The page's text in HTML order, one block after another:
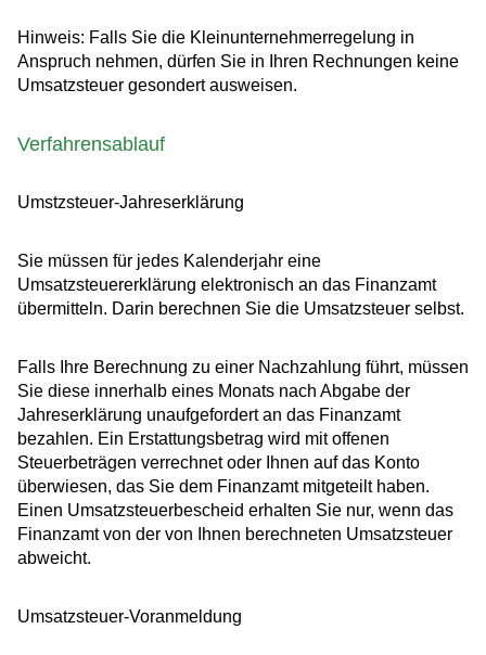
Hinweis: Falls Sie die Kleinunternehmerregelung in
Anspruch nehmen, dürfen Sie in Ihren Rechnungen keine
Umsatzsteuer gesondert ausweisen.
Verfahrensablauf
Umstzsteuer-Jahreserklärung
Sie müssen für jedes Kalenderjahr eine
Umsatzsteuererklärung elektronisch an das Finanzamt
übermitteln. Darin berechnen Sie die Umsatzsteuer selbst.
Falls Ihre Berechnung zu einer Nachzahlung führt, müssen
Sie diese innerhalb eines Monats nach Abgabe der
Jahreserklärung unaufgefordert an das Finanzamt
bezahlen. Ein Erstattungsbetrag wird mit offenen
Steuerbeträgen verrechnet oder Ihnen auf das Konto
überwiesen, das Sie dem Finanzamt mitgeteilt haben.
Einen Umsatzsteuerbescheid erhalten Sie nur, wenn das
Finanzamt von der von Ihnen berechneten Umsatzsteuer
abweicht.
Umsatzsteuer-Voranmeldung